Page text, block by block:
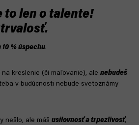
to len o talente!
% úspechu.
kreslenie (či maľovanie), ale nebudeš
v budúcnosti nebude svetoznámy
nešlo, ale máš usilovnosť a trpezlivosť,